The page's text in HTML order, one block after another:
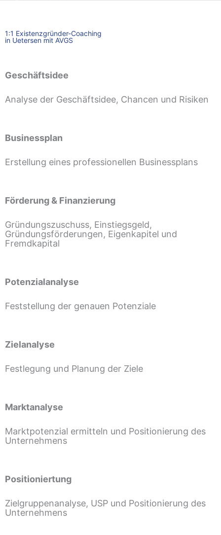
1:1 Existenzgründer-Coaching
in Uetersen mit AVGS
Geschäftsidee
Analyse der Geschäftsidee, Chancen und Risiken
Businessplan
Erstellung eines professionellen Businessplans
Förderung & Finanzierung
Gründungszuschuss, Einstiegsgeld,
Gründungsförderungen, Eigenkapitel und
Fremdkapital
Potenzialanalyse
Feststellung der genauen Potenziale
Zielanalyse
Festlegung und Planung der Ziele
Marktanalyse
Marktpotenzial ermitteln und Positionierung des
Unternehmens
Positioniertung
Zielgruppenanalyse, USP und Positionierung des
Unternehmens